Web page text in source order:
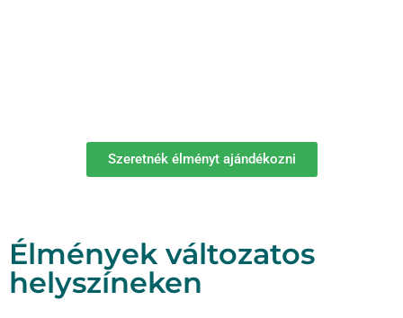
Szeretnék élményt ajándékozni
Élmények változatos
helyszíneken